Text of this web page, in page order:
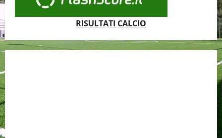
RISULTATI CALCIO